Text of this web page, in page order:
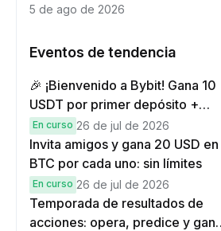
5 de ago de 2026
Eventos de tendencia
🎉 ¡Bienvenido a Bybit! Gana 10
USDT por primer depósito +
hasta 9,999 USDT en
recompensas
En curso 26 de jul de 2026
Invita amigos y gana 20 USD en
BTC por cada uno: sin límites
En curso 26 de jul de 2026
Temporada de resultados de
acciones: opera, predice y gana